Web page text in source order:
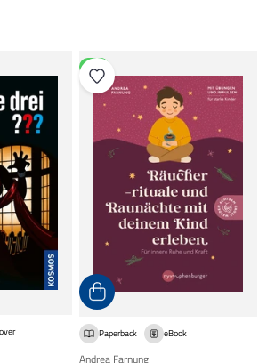
NEU
Paperback eBook
Andrea Farnung